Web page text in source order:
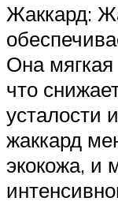
Жаккард:
Она
что
усталости
жаккард
экокожа, и